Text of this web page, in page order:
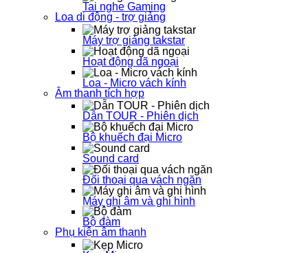
Tai nghe Gaming
Loa di động - trợ giảng
Máy trợ giảng takstar
Hoạt động dã ngoại
Loa - Micro vách kính
Âm thanh tích hợp
Dẫn TOUR - Phiên dịch
Bộ khuếch đại Micro
Sound card
Đối thoại qua vách ngăn
Máy ghi âm và ghi hình
Bộ đàm
Phụ kiện âm thanh